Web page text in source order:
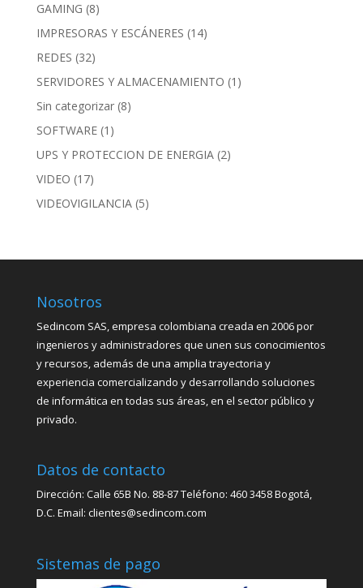
GAMING (8)
IMPRESORAS Y ESCÁNERES (14)
REDES (32)
SERVIDORES Y ALMACENAMIENTO (1)
Sin categorizar (8)
SOFTWARE (1)
UPS Y PROTECCION DE ENERGIA (2)
VIDEO (17)
VIDEOVIGILANCIA (5)
Nosotros
Sedincom SAS, empresa colombiana creada en 2006 por
ingenieros y administradores que unen sus conocimientos
y recursos, además de una amplia trayectoria y
experiencia comercializando y desarrollando soluciones
de informática en todas sus áreas, en el sector público y
privado.
Datos de contacto
Dirección: Calle 65B No. 88-87 Teléfono: 460 3458 Bogotá,
D.C. Email: clientes@sedincom.com
Sistemas de pago